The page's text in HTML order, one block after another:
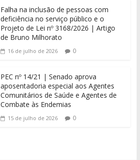
Falha na inclusão de pessoas com
deficiência no serviço público e o
Projeto de Lei nº 3168/2026 | Artigo
de Bruno Milhorato
16 de julho de 2026 0
PEC nº 14/21 | Senado aprova
aposentadoria especial aos Agentes
Comunitários de Saúde e Agentes de
Combate às Endemias
15 de julho de 2026 0